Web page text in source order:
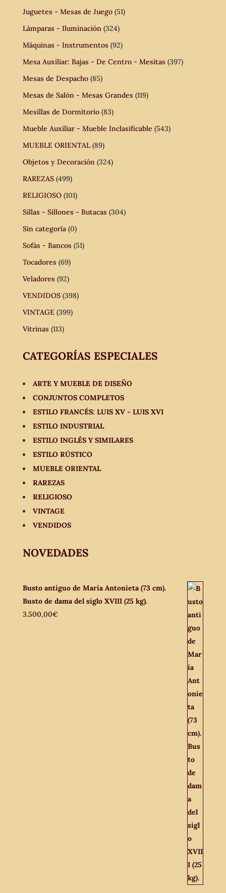
Juguetes - Mesas de Juego (51)
Lámparas - Iluminación (324)
Máquinas - Instrumentos (92)
Mesa Auxiliar: Bajas - De Centro - Mesitas (397)
Mesas de Despacho (85)
Mesas de Salón - Mesas Grandes (119)
Mesillas de Dormitorio (83)
Mueble Auxiliar - Mueble Inclasificable (543)
MUEBLE ORIENTAL (89)
Objetos y Decoración (324)
RAREZAS (499)
RELIGIOSO (101)
Sillas - Sillones - Butacas (304)
Sin categoría (0)
Sofás - Bancos (51)
Tocadores (69)
Veladores (92)
VENDIDOS (398)
VINTAGE (399)
Vitrinas (113)
CATEGORÍAS ESPECIALES
ARTE Y MUEBLE DE DISEÑO
CONJUNTOS COMPLETOS
ESTILO FRANCÉS: LUIS XV - LUIS XVI
ESTILO INDUSTRIAL
ESTILO INGLÉS Y SIMILARES
ESTILO RÚSTICO
MUEBLE ORIENTAL
RAREZAS
RELIGIOSO
VINTAGE
VENDIDOS
NOVEDADES
Busto antiguo de María Antonieta (73 cm).
Busto de dama del siglo XVIII (25 kg).
3.500,00€